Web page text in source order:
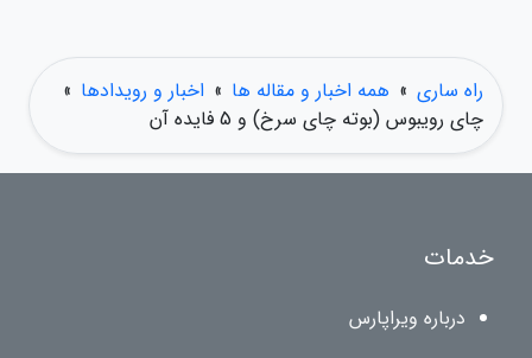
راه ساری » همه اخبار و مقاله ها » اخبار و رویدادها »
چای رویبوس (بوته چای سرخ) و 5 فایده آن
خدمات
درباره ویراپارس